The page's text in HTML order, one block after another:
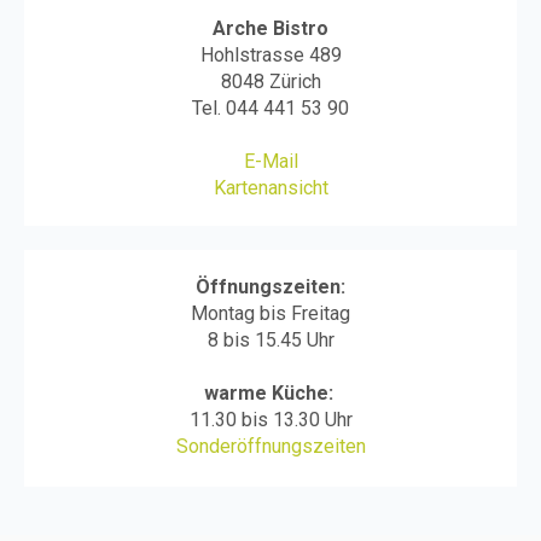
Arche Bistro
Hohlstrasse 489
8048 Zürich
Tel. 044 441 53 90
E-Mail
Kartenansicht
Öffnungszeiten:
Montag bis Freitag
8 bis 15.45 Uhr
warme Küche:
11.30 bis 13.30 Uhr
Sonderöffnungszeiten